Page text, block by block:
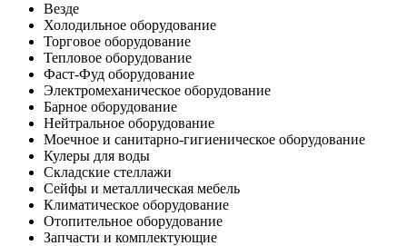
Везде
Холодильное оборудование
Торговое оборудование
Тепловое оборудование
Фаст-Фуд оборудование
Электромеханическое оборудование
Барное оборудование
Нейтральное оборудование
Моечное и санитарно-гигиеническое оборудование
Кулеры для воды
Складские стеллажи
Сейфы и металлическая мебель
Климатическое оборудование
Отопительное оборудование
Запчасти и комплектующие